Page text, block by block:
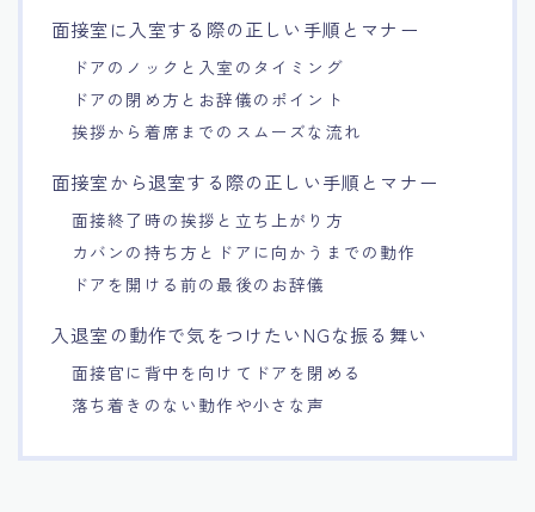
面接室に入室する際の正しい手順とマナー
ドアのノックと入室のタイミング
ドアの閉め方とお辞儀のポイント
挨拶から着席までのスムーズな流れ
面接室から退室する際の正しい手順とマナー
面接終了時の挨拶と立ち上がり方
カバンの持ち方とドアに向かうまでの動作
ドアを開ける前の最後のお辞儀
入退室の動作で気をつけたいNGな振る舞い
面接官に背中を向けてドアを閉める
落ち着きのない動作や小さな声